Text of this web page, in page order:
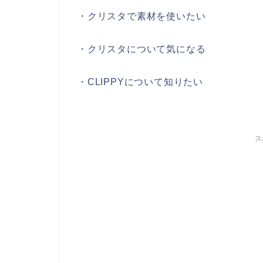
・クリスタで素材を使いたい
・クリスタについて気になる
・CLIPPYについて知りたい